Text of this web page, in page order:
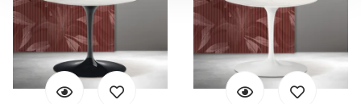
modificare o ritirare il tuo consenso in qualsiasi momento
dalla Dichiarazione sui cookie.
Utilizziamo i cookie per personalizzare contenuti ed
annunci, per fornire funzionalità dei social media e per